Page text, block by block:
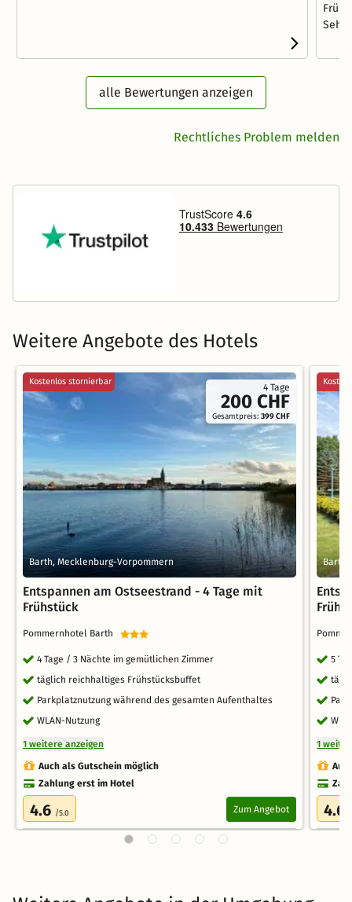
Sehr
alle Bewertungen anzeigen
Rechtliches Problem melden
Weitere Angebote des Hotels
4 Tage
200 CHF
Gesamtpreis:399 CHF
Kostenlos stornierbar
Barth, Mecklenburg-Vorpommern
Entspannen am Ostseestrand - 4 Tage mit
Frühstück
Pommernhotel Barth
4 Tage / 3 Nächte im gemütlichen Zimmer
täglich reichhaltiges Frühstücksbuffet
Parkplatznutzung während des gesamten Aufenthaltes
WLAN-Nutzung
1 weitere anzeigen
Auch als Gutschein möglich
Zahlung erst im Hotel
4.6 /5.0 Zum Angebot
Barth,
5
1
4.6